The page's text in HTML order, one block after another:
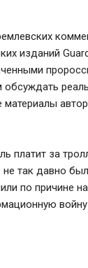
изданий
обсуждать
материалы
платит за
не так давно
по причине